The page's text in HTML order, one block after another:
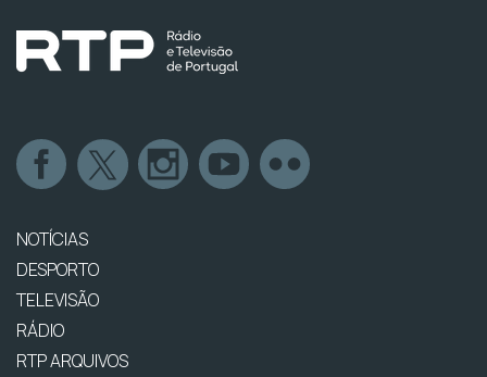
NOTÍCIAS
DESPORTO
TELEVISÃO
RÁDIO
RTP ARQUIVOS